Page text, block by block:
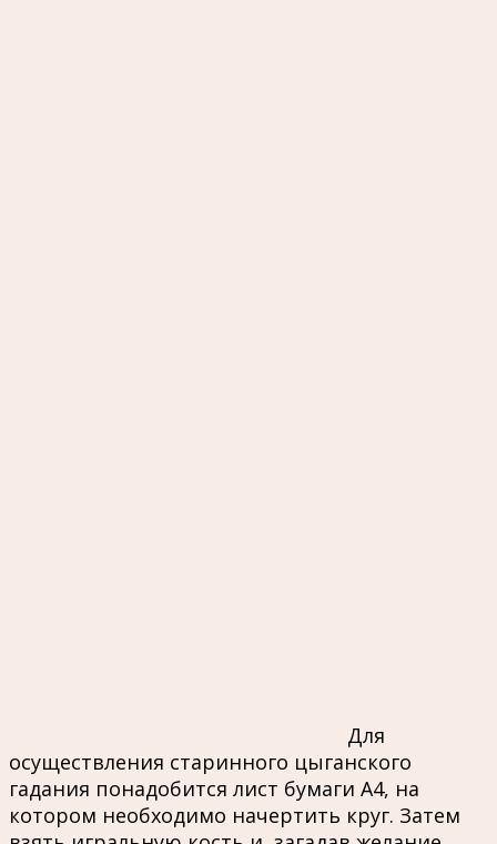
Для
осуществления старинного цыганского
гадания понадобится лист бумаги А4, на
котором необходимо начертить круг. Затем